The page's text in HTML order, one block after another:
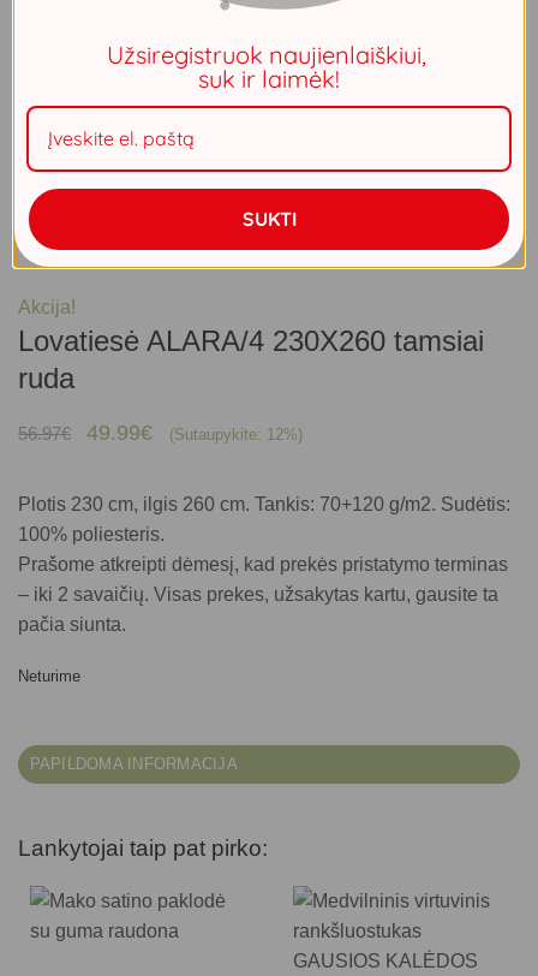
Akcija!
Lovatiesė ALARA/4 230X260 tamsiai
ruda
56.97€
Original
was:
56.97€.
49.99€Current
is:
49.99€.
(Sutaupykite: 12%)
Plotis 230 cm, ilgis 260 cm. Tankis: 70+120 g/m2. Sudėtis:
100% poliesteris.
Prašome atkreipti dėmesį, kad prekės pristatymo terminas
– iki 2 savaičių. Visas prekes, užsakytas kartu, gausite ta
pačia siunta.
Neturime
PAPILDOMA INFORMACIJA
Lankytojai taip pat pirko:
Užsiregistruok naujienlaiškiui,
suk ir laimėk!
SUKTI